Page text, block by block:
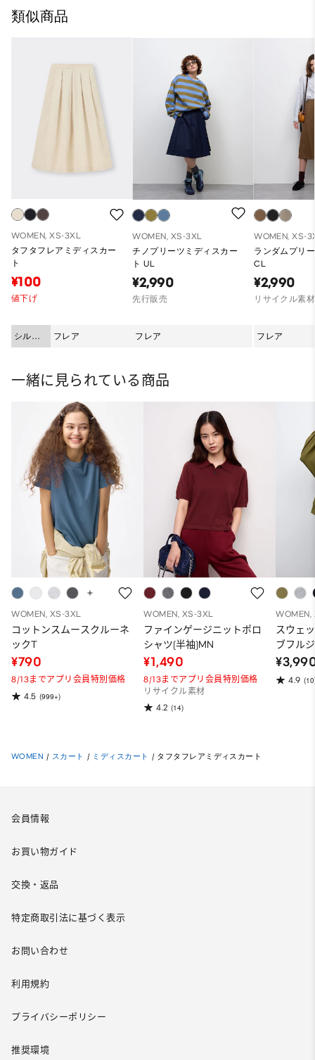
類似商品
WOMEN, XS-3XL
タフタフレアミディスカー
ト
¥100
値下げ
シルエ
ット
フレア
WOMEN, XS-3XL
チノプリーツミディスカー
ト UL
¥2,990
先行販売
フレア
WOMEN, XS-
ランダムプリ
CL
¥2,990
リサイクル素材
フレア
一緒に見られている商品
WOMEN, XS-3XL
コットンスムースクルーネ
ックT
¥790
8/13までアプリ会員特別価格
4.5 (999+)
WOMEN, XS-3XL
ファインゲージニットポロ
シャツ(半袖)MN
¥1,490
8/13までアプリ会員特別価格
リサイクル素材
4.2 (14)
WOMEN,
スウェ
ブフル
ーパー
ット）
4.9
WOMEN / スカート / ミディスカート / タフタフレアミディスカート
会員情報
お買い物ガイド
交換・返品
特定商取引法に基づく表示
お問い合わせ
利用規約
プライバシーポリシー
推奨環境